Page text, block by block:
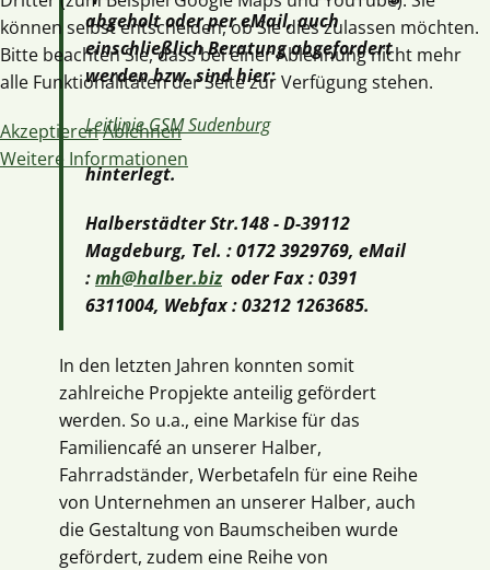
abgeholt oder per eMail, auch
einschließlich Beratung abgefordert
werden bzw. sind hier:
Leitlinie GSM Sudenburg
hinterlegt.
Halberstädter Str.148 - D-39112
Magdeburg, Tel. : 0172 3929769, eMail
:mh@halber.bizoder Fax : 0391
6311004, Webfax : 03212 1263685.
In den letzten Jahren konnten somit
zahlreiche Propjekte anteilig gefördert
werden. So u.a., eine Markise für das
Familiencafé an unserer Halber,
Fahrradständer, Werbetafeln für eine Reihe
von Unternehmen an unserer Halber, auch
die Gestaltung von Baumscheiben wurde
gefördert, zudem eine Reihe von
können selbst entscheiden, ob Sie dies zulassen möchten.
Bitte beachten Sie, dass bei einer Ablehnung nicht mehr
alle Funktionalitäten der Seite zur Verfügung stehen.
AkzeptierenAblehnen
Weitere Informationen